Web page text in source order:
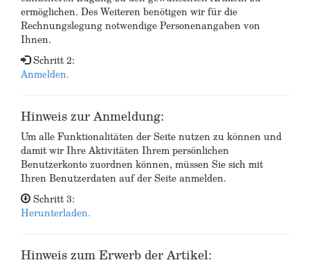
ermöglichen. Des Weiteren benötigen wir für die
Rechnungslegung notwendige Personenangaben von
Ihnen.
Schritt 2:
Anmelden.
Hinweis zur Anmeldung:
Um alle Funktionalitäten der Seite nutzen zu können und
damit wir Ihre Aktivitäten Ihrem persönlichen
Benutzerkonto zuordnen können, müssen Sie sich mit
Ihren Benutzerdaten auf der Seite anmelden.
Schritt 3:
Herunterladen.
Hinweis zum Erwerb der Artikel: